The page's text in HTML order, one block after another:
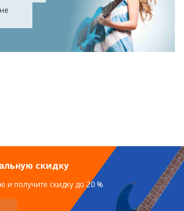
скидку
и получите скидку до 20 %